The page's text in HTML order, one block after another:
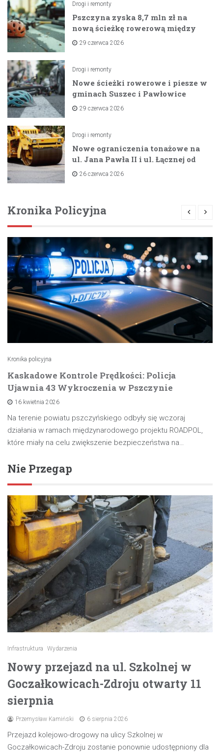
Drogi i remonty
Pszczyna zyska 8,7 mln zł na
nową ścieżkę rowerową między
zaporami
29 czerwca 2026
Drogi i remonty
Nowe ścieżki rowerowe i piesze w
gminach Suszec i Pawłowice
dzięki unijnemu wsparciu
29 czerwca 2026
Drogi i remonty
Nowe ograniczenia tonażowe na
ul. Jana Pawła II i ul. Łącznej od
lipca 2026 roku
26 czerwca 2026
Kronika Policyjna
Kronika policyjna
Kaskadowe Kontrole Prędkości: Policja
Ujawnia 43 Wykroczenia w Pszczynie
16 kwietnia 2026
Na terenie powiatu pszczyńskiego odbyły się wczoraj
działania w ramach międzynarodowego projektu ROADPOL,
które miały na celu zwiększenie bezpieczeństwa na…
Nie Przegap
Infrastruktura Wydarzenia
Nowy przejazd na ul. Szkolnej w
Goczałkowicach-Zdroju otwarty 11
sierpnia
Przemysław Kamiński 6 sierpnia 2026
Przejazd kolejowo-drogowy na ulicy Szkolnej w
Goczałkowicach-Zdroju zostanie ponownie udostępniony dla